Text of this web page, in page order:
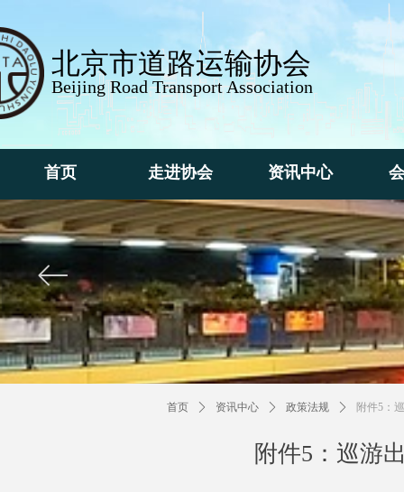
北京市道路运输协会
Beijing Road Transport Association
ꂃ
首页
首页
走进协会
走进协会
资讯中心
资讯中心
附件5：巡游
首页 ꄲ 资讯中心 ꄲ 政策法规 ꄲ 附件5：